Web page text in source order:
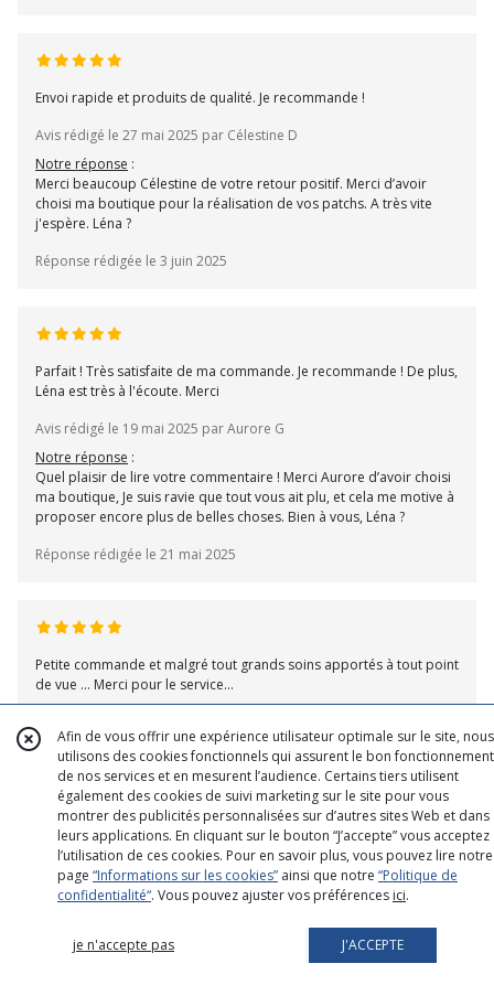
Envoi rapide et produits de qualité. Je recommande !
Avis rédigé le 27 mai 2025 par Célestine D
Notre réponse :
Merci beaucoup Célestine de votre retour positif. Merci d’avoir
choisi ma boutique pour la réalisation de vos patchs. A très vite
j'espère. Léna ?
Réponse rédigée le 3 juin 2025
Parfait ! Très satisfaite de ma commande. Je recommande ! De plus,
Léna est très à l'écoute. Merci
Avis rédigé le 19 mai 2025 par Aurore G
Notre réponse :
Quel plaisir de lire votre commentaire ! Merci Aurore d’avoir choisi
ma boutique, Je suis ravie que tout vous ait plu, et cela me motive à
proposer encore plus de belles choses. Bien à vous, Léna ?
Réponse rédigée le 21 mai 2025
Petite commande et malgré tout grands soins apportés à tout point
de vue ... Merci pour le service...
Notre réponse:
Merci du fond du cœur pour votre évaluation ! C’est toujours un vrai
plaisir de lire ce genre de retour. Ça compte beaucoup pour moi. Je
tiens à traiter toutes les commandes de la même façon et à y
prodiguer le même soin ?. A bientôt j'espère. Léna ?
Réponse rédigée le 21 mai 2025
Afin de vous offrir une expérience utilisateur optimale sur le site, nous
utilisons des cookies fonctionnels qui assurent le bon fonctionnement
de nos services et en mesurent l’audience. Certains tiers utilisent
également des cookies de suivi marketing sur le site pour vous
montrer des publicités personnalisées sur d’autres sites Web et dans
leurs applications. En cliquant sur le bouton “J’accepte” vous acceptez
l’utilisation de ces cookies. Pour en savoir plus, vous pouvez lire notre
page “Informations sur les cookies” ainsi que notre “Politique de
confidentialité“. Vous pouvez ajuster vos préférences ici.
je n'accepte pas J'ACCEPTE